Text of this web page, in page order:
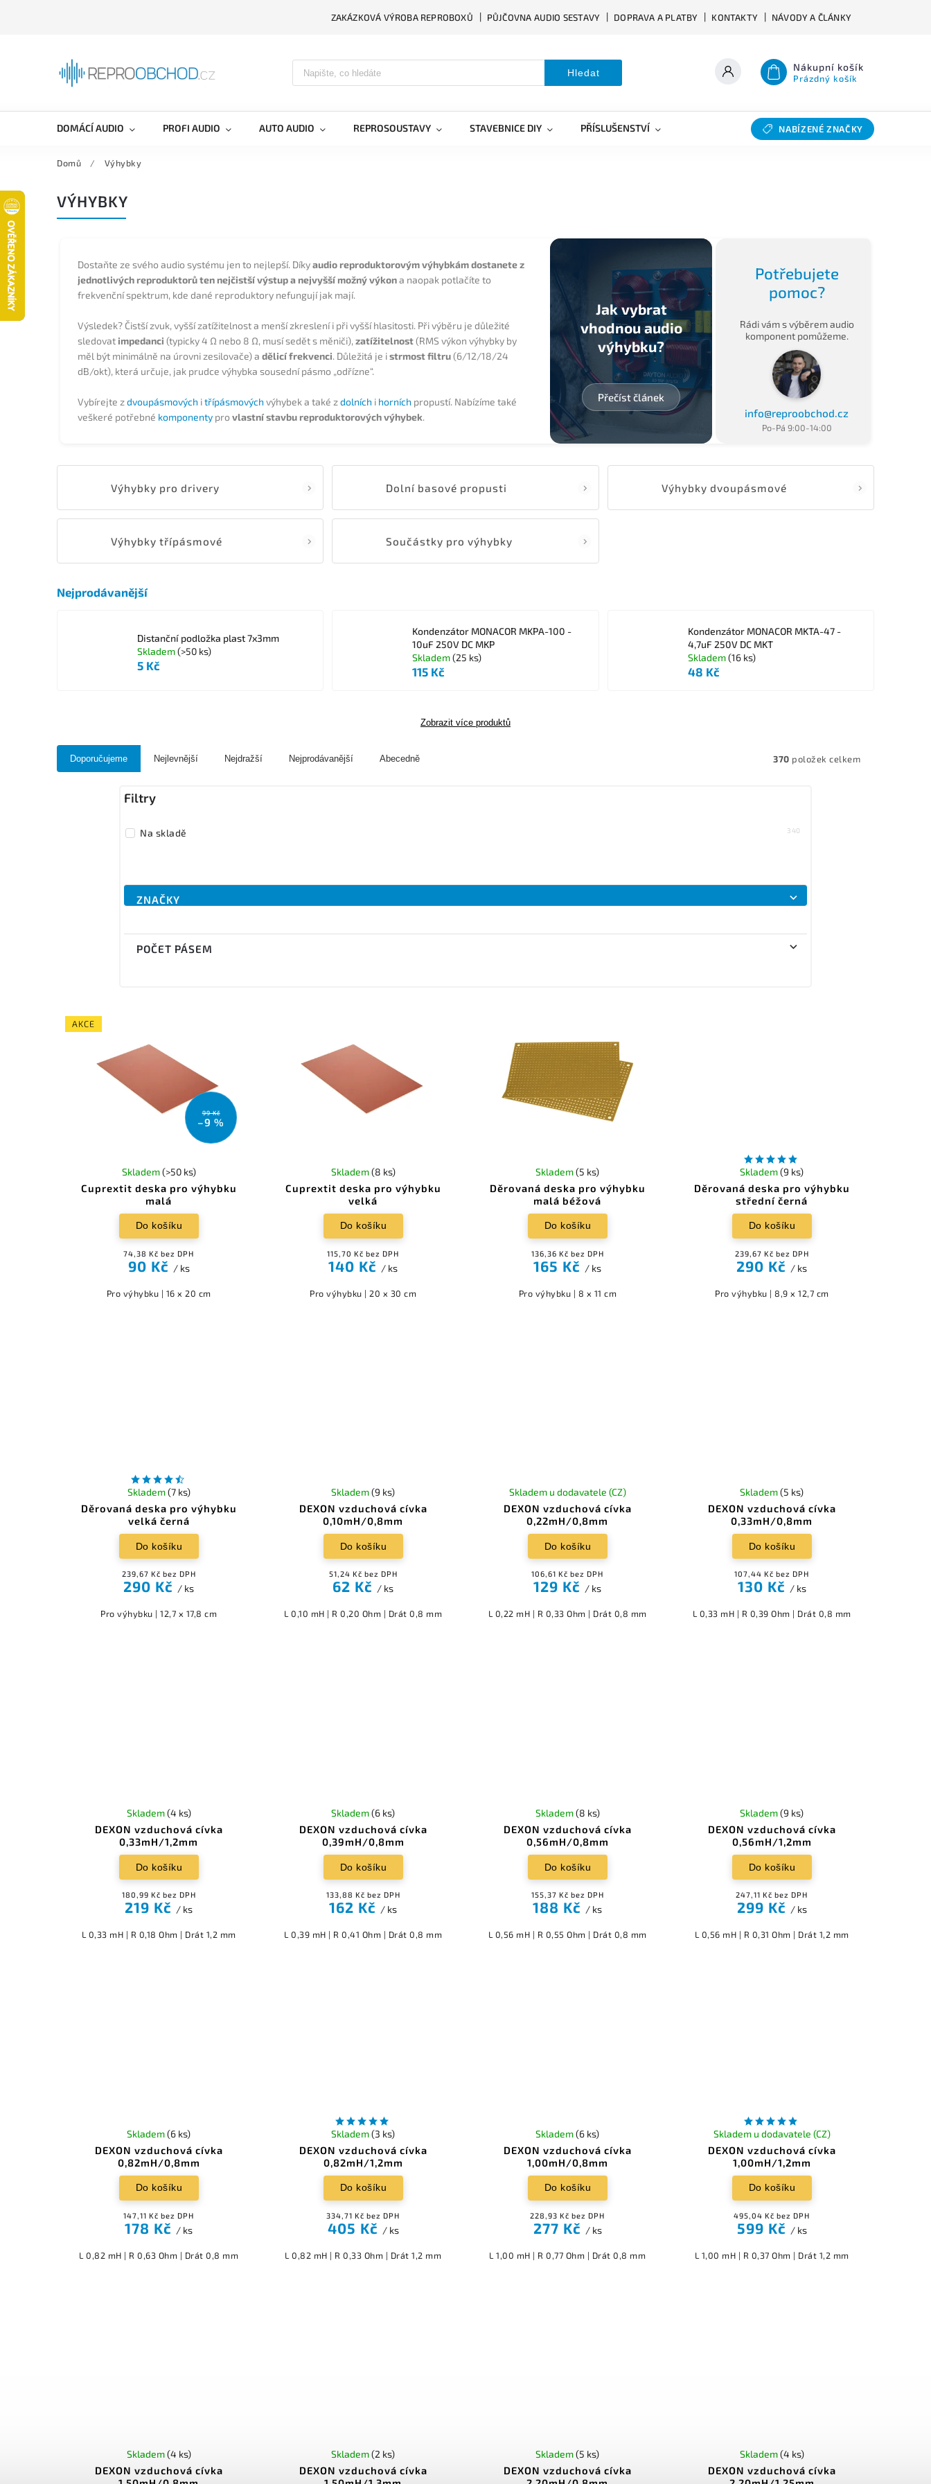
ZAKÁZKOVÁ VÝROBA REPROBOXŮ PŮJČOVNA AUDIO SESTAVY DOPRAVA A PLATBY KONTAKTY NÁVODY A ČLÁNKY
Hledat Nákupní košík
Prázdný košík
DOMÁCÍ AUDIO PROFI AUDIO AUTO AUDIO REPROSOUSTAVY STAVEBNICE DIY PŘÍSLUŠENSTVÍ SLEVY BAZAR
NABÍZENÉ ZNAČKY
Domů / Výhybky
VÝHYBKY
Dostaňte ze svého audio systému jen to nejlepší. Díkyaudio reproduktorovým výhybkám dostanete z
jednotlivých reproduktorů ten nejčistší výstup a nejvyšší možný výkona naopak potlačíte to
frekvenční spektrum, kde dané reproduktory nefungují jak mají.
Výsledek? Čistší zvuk, vyšší zatížitelnost a menší zkreslení i při vyšší hlasitosti. Při výběru je důležité
sledovat impedanci (typicky 4 Ω nebo 8 Ω, musí sedět s měniči), zatížitelnost(RMS výkon výhybky by
měl být minimálně na úrovni zesilovače) a dělicí frekvenci. Důležitá je istrmost filtru(6/12/18/24
dB/okt), která určuje, jak prudce výhybka sousední pásmo „odřízne“.
Vybírejte zdvoupásmových itřípásmových výhybek a také zdolních i horních propustí. Nabízíme také
veškeré potřebné komponenty pro vlastní stavbu reproduktorových výhybek.
Jak vybrat
vhodnou audio
výhybku?
Přečíst článek
Potřebujete
pomoc?
Rádi vám s výběrem audio
komponent pomůžeme.
info@reproobchod.cz
Po-Pá 9:00-14:00
Výhybky pro drivery Dolní basové propusti Výhybky dvoupásmové
Výhybky třípásmové Součástky pro výhybky
Nejprodávanější
Distanční podložka plast 7x3mm
Skladem(>50 ks)
5 Kč
Kondenzátor MONACOR MKPA-100 -
10uF 250V DC MKP
Skladem(25 ks)
115 Kč
Kondenzátor MONACOR MKTA-47 -
4,7uF 250V DC MKT
Skladem(16 ks)
48 Kč
Zobrazit více produktů
Doporučujeme Nejlevnější Nejdražší Nejprodávanější Abecedně 370 položek celkem
Na skladě 340
ZNAČKY
POČET PÁSEM
AKCE
99 Kč
–9 %
Cuprextit deska pro výhybku
malá
Skladem(>50 ks)
74,38 Kč bez DPH
90 Kč / ks
Do košíku
Pro výhybku | 16 x 20 cm
Cuprextit deska pro výhybku
velká
Skladem(8 ks)
115,70 Kč bez DPH
140 Kč / ks
Do košíku
Pro výhybku | 20 x 30 cm
Děrovaná deska pro výhybku
malá béžová
Skladem(5 ks)
136,36 Kč bez DPH
165 Kč / ks
Do košíku
Pro výhybku | 8 x 11 cm
Děrovaná deska pro výhybku
střední černá
Skladem(9 ks)
239,67 Kč bez DPH
290 Kč / ks
Do košíku
Pro výhybku | 8,9 x 12,7 cm
Děrovaná deska pro výhybku
velká černá
Skladem(7 ks)
239,67 Kč bez DPH
290 Kč / ks
Do košíku
Pro výhybku | 12,7 x 17,8 cm
DEXON vzduchová cívka
0,10mH/0,8mm
Skladem(9 ks)
51,24 Kč bez DPH
62 Kč / ks
Do košíku
L 0,10 mH | R 0,20 Ohm | Drát 0,8 mm
DEXON vzduchová cívka
0,22mH/0,8mm
Skladem u dodavatele (CZ)
106,61 Kč bez DPH
129 Kč / ks
Do košíku
L 0,22 mH | R 0,33 Ohm | Drát 0,8 mm
DEXON vzduchová cívka
0,33mH/0,8mm
Skladem(5 ks)
107,44 Kč bez DPH
130 Kč / ks
Do košíku
L 0,33 mH | R 0,39 Ohm | Drát 0,8 mm
DEXON vzduchová cívka
0,33mH/1,2mm
Skladem(4 ks)
180,99 Kč bez DPH
219 Kč / ks
Do košíku
L 0,33 mH | R 0,18 Ohm | Drát 1,2 mm
DEXON vzduchová cívka
0,39mH/0,8mm
Skladem(6 ks)
133,88 Kč bez DPH
162 Kč / ks
Do košíku
L 0,39 mH | R 0,41 Ohm | Drát 0,8 mm
DEXON vzduchová cívka
0,56mH/0,8mm
Skladem(8 ks)
155,37 Kč bez DPH
188 Kč / ks
Do košíku
L 0,56 mH | R 0,55 Ohm | Drát 0,8 mm
DEXON vzduchová cívka
0,56mH/1,2mm
Skladem(9 ks)
247,11 Kč bez DPH
299 Kč / ks
Do košíku
L 0,56 mH | R 0,31 Ohm | Drát 1,2 mm
DEXON vzduchová cívka
0,82mH/0,8mm
Skladem(6 ks)
147,11 Kč bez DPH
178 Kč / ks
Do košíku
L 0,82 mH | R 0,63 Ohm | Drát 0,8 mm
DEXON vzduchová cívka
0,82mH/1,2mm
Skladem(3 ks)
334,71 Kč bez DPH
405 Kč / ks
Do košíku
L 0,82 mH | R 0,33 Ohm | Drát 1,2 mm
DEXON vzduchová cívka
1,00mH/0,8mm
Skladem(6 ks)
228,93 Kč bez DPH
277 Kč / ks
Do košíku
L 1,00 mH | R 0,77 Ohm | Drát 0,8 mm
DEXON vzduchová cívka
1,00mH/1,2mm
Skladem u dodavatele (CZ)
495,04 Kč bez DPH
599 Kč / ks
Do košíku
L 1,00 mH | R 0,37 Ohm | Drát 1,2 mm
DEXON vzduchová cívka
Skladem(4 ks)
DEXON vzduchová cívka
Skladem(2 ks)
DEXON vzduchová cívka
Skladem(5 ks)
DEXON vzduchová cívka
Skladem(4 ks)